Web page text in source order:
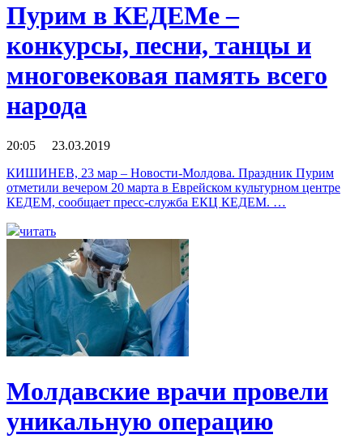
Пурим в КЕДЕМе –
конкурсы, песни, танцы и
многовековая память всего
народа
20:05 23.03.2019
КИШИНЕВ, 23 мар – Новости-Молдова. Праздник Пурим
отметили вечером 20 марта в Еврейском культурном центре
КЕДЕМ, сообщает пресс-служба ЕКЦ КЕДЕМ. …
читать
Молдавские врачи провели
уникальную операцию